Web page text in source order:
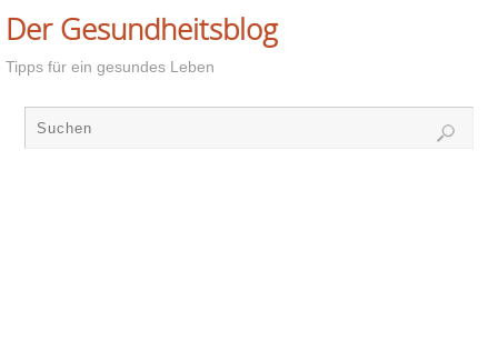
Der Gesundheitsblog
Tipps für ein gesundes Leben